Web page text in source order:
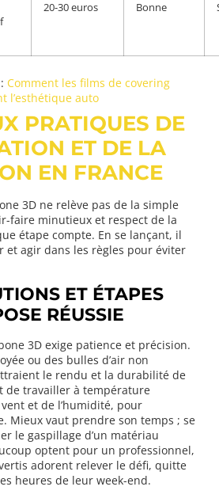
20-30 euros Bonne
Comment les films de covering
l’esthétique auto
PRATIQUES DE
ET DE LA
EN FRANCE
3D ne relève pas de la simple
faire minutieux et respect de la
étape compte. En se lançant, il
et agir dans les règles pour éviter
ET ÉTAPES
RÉUSSIE
3D exige patience et précision.
ou des bulles d’air non
le rendu et la durabilité de
de travailler à température
et de l’humidité, pour
Mieux vaut prendre son temps ; se
le gaspillage d’un matériau
optent pour un professionnel,
adorent relever le défi, quitte
heures de leur week-end.